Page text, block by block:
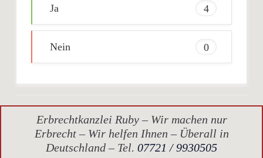
Ja 4
Nein 0
Erbrechtkanzlei Ruby – Wir machen nur
Erbrecht – Wir helfen Ihnen – Überall in
Deutschland – Tel. 07721 / 9930505